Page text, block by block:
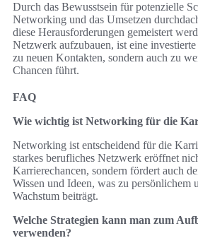
Durch das Bewusstsein für potenzielle
Networking und das Umsetzen
diese Herausforderungen gemeistert
Netzwerk aufzubauen, ist eine
zu neuen Kontakten, sondern auch zu
Chancen führt.
FAQ
Wie wichtig ist Networking für die
Networking ist entscheidend für die
starkes berufliches Netzwerk eröffnet
Karrierechancen, sondern fördert auch
Wissen und Ideen, was zu persönlichem
Wachstum beiträgt.
Welche Strategien kann man zum
verwenden?